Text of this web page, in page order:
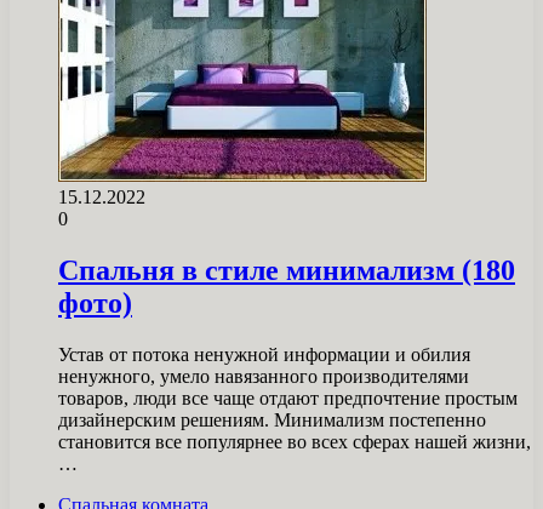
15.12.2022
0
Спальня в стиле минимализм (180
фото)
Устав от потока ненужной информации и обилия
ненужного, умело навязанного производителями
товаров, люди все чаще отдают предпочтение простым
дизайнерским решениям. Минимализм постепенно
становится все популярнее во всех сферах нашей жизни,
…
Спальная комната